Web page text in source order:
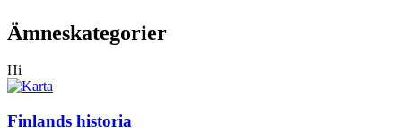
Ämneskategorier
Hi
Finlands historia